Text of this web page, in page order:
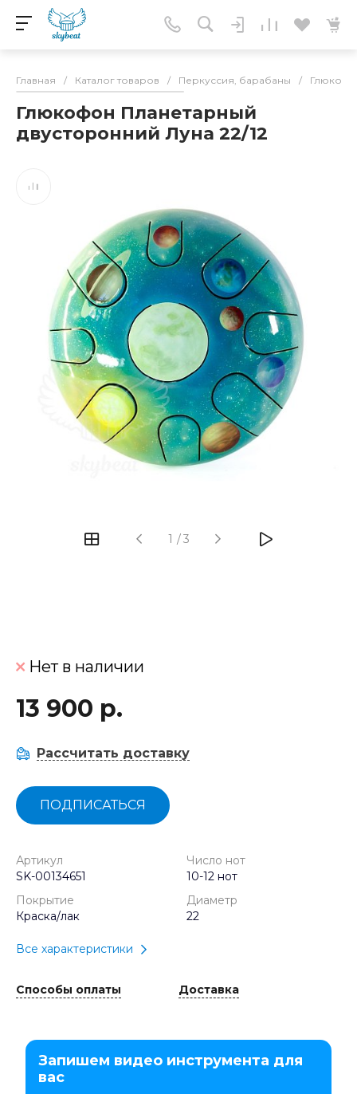
Главная / Каталог товаров / Перкуссия, барабаны /
Глюкофон Планетарный
двусторонний Луна 22/12
1 /3
Нет в наличии
13 900 р.
Рассчитать доставку
ПОДПИСАТЬСЯ
Артикул
SK-00134651
Число нот
10-12 нот
Покрытие
Краска/лак
Диаметр
22
Все характеристики
Способы оплаты Доставка
Запишем видео инструмента для
вас